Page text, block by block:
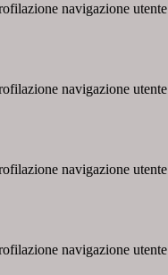
navigazione utente
navigazione utente
navigazione utente
navigazione utente